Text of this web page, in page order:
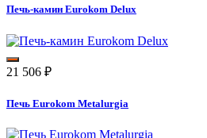
Печь-камин Eurokom Delux
21 506 ₽
Печь Eurokom Metalurgia